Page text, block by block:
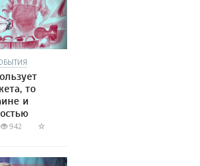
то
и
942